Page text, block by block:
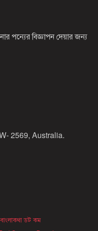
পন্যের বিজ্ঞাপন দেয়ার জন্য
2569, Australia.
বাংলাকথা ডট কম